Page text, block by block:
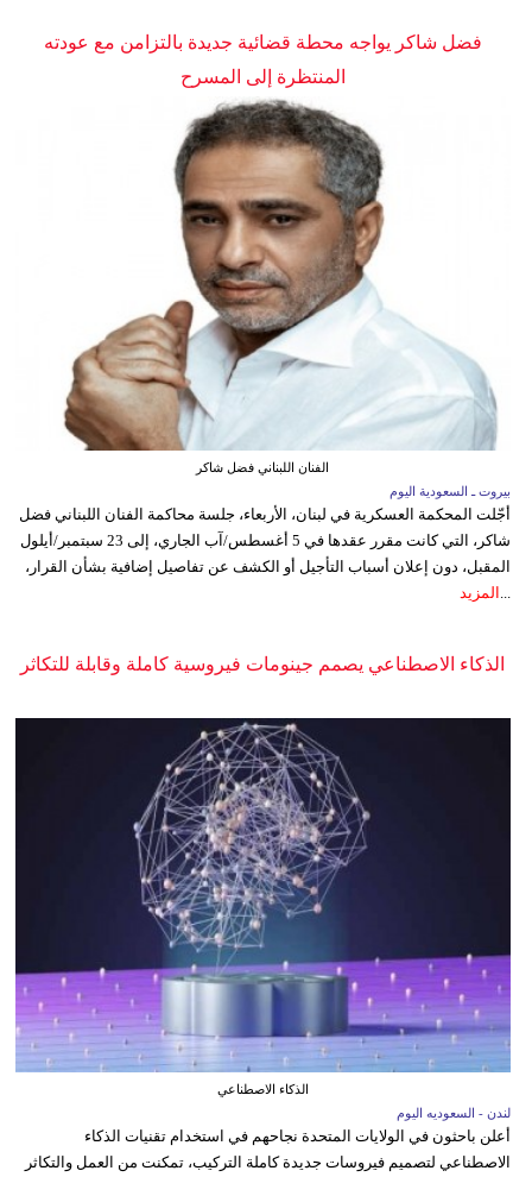
فضل شاكر يواجه محطة قضائية جديدة بالتزامن مع عودته
المنتظرة إلى المسرح
الفنان اللبناني فضل شاكر
بيروت ـ السعودية اليوم
أجّلت المحكمة العسكرية في لبنان، الأربعاء، جلسة محاكمة الفنان اللبناني فضل
شاكر، التي كانت مقرر عقدها في 5 أغسطس/آب الجاري، إلى 23 سبتمبر/أيلول
المقبل، دون إعلان أسباب التأجيل أو الكشف عن تفاصيل إضافية بشأن القرار،
المزيد
الذكاء الاصطناعي يصمم جينومات فيروسية كاملة وقابلة للتكاثر
الذكاء الاصطناعي
لندن - السعوديه اليوم
أعلن باحثون في الولايات المتحدة نجاحهم في استخدام تقنيات الذكاء
الاصطناعي لتصميم فيروسات جديدة كاملة التركيب، تمكنت من العمل والتكاثر